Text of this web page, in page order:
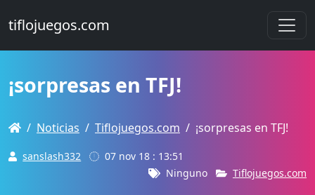
tiflojuegos.com
¡sorpresas en TFJ!
Noticias Tiflojuegos.com ¡sorpresas en TFJ!
sanslash332
07 nov 18 : 13:51
Ninguno
Tiflojuegos.com